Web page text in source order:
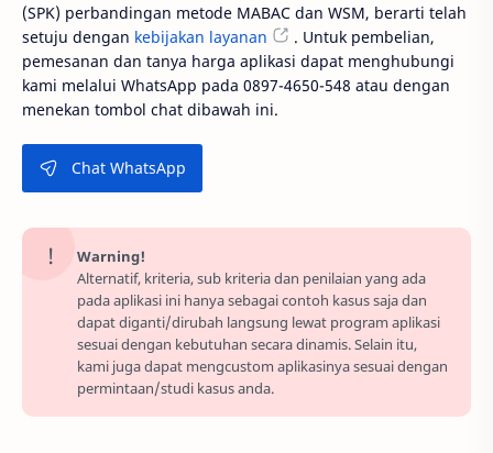
(SPK) perbandingan metode MABAC dan WSM, berarti telah
setuju dengan kebijakan layanan
. Untuk pembelian,
pemesanan dan tanya harga aplikasi dapat menghubungi
kami melalui WhatsApp pada 0897-4650-548 atau dengan
menekan tombol chat dibawah ini.
Chat WhatsApp
Warning!
Alternatif, kriteria, sub kriteria dan penilaian yang ada
pada aplikasi ini hanya sebagai contoh kasus saja dan
dapat diganti/dirubah langsung lewat program aplikasi
sesuai dengan kebutuhan secara dinamis. Selain itu,
kami juga dapat mengcustom aplikasinya sesuai dengan
permintaan/studi kasus anda.